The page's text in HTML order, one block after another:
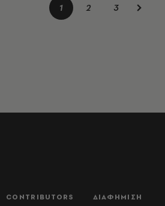
1 2 3
CONTRIBUTORS ΔΙΑΦΗΜΙΣΗ